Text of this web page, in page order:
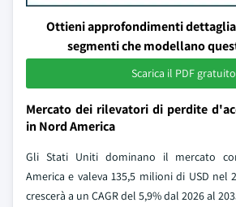
Ottieni approfondimenti
segmenti che modellano
Scarica il PDF gratuito
Mercato dei rilevatori di perdite
in Nord America
Gli Stati Uniti dominano il mercato
America e valeva 135,5 milioni di USD nel
crescerà a un CAGR del 5,9% dal 2026 al